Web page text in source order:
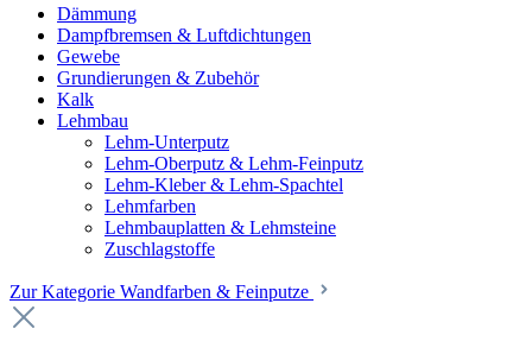
Dämmung
Dampfbremsen & Luftdichtungen
Gewebe
Grundierungen & Zubehör
Kalk
Lehmbau
Lehm-Unterputz
Lehm-Oberputz & Lehm-Feinputz
Lehm-Kleber & Lehm-Spachtel
Lehmfarben
Lehmbauplatten & Lehmsteine
Zuschlagstoffe
Zur Kategorie Wandfarben & Feinputze